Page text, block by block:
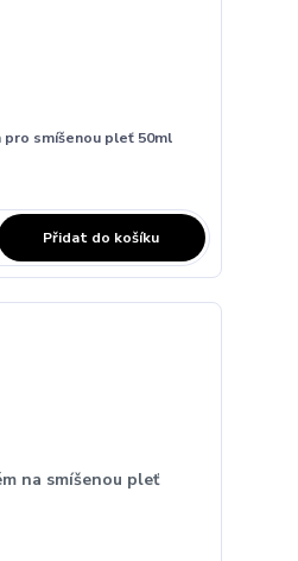
pro smíšenou pleť 50ml
Přidat do košíku